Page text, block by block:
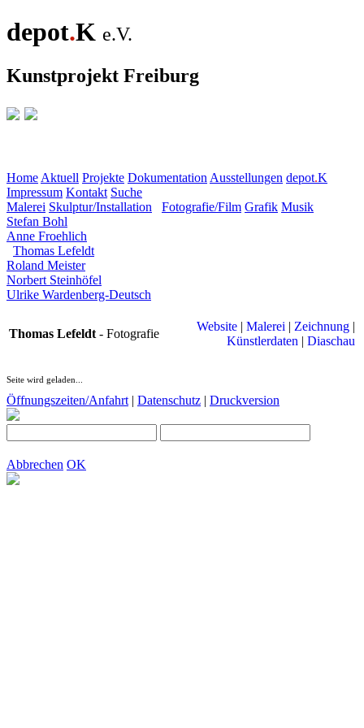
depot.K e.V.
Kunstprojekt Freiburg
Home Aktuell Projekte Dokumentation Ausstellungen depot.K
Impressum Kontakt Suche
Malerei Skulptur/Installation Fotografie/Film Grafik Musik
Stefan Bohl
Anne Froehlich
Thomas Lefeldt
Roland Meister
Norbert Steinhöfel
Ulrike Wardenberg-Deutsch
Thomas Lefeldt - Fotografie
Website | Malerei | Zeichnung |
Künstlerdaten | Diaschau
Seite wird geladen...
Öffnungszeiten/Anfahrt | Datenschutz | Druckversion
Abbrechen OK